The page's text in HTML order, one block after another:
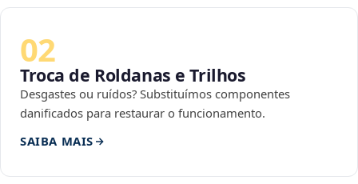
02
Troca de Roldanas e Trilhos
Desgastes ou ruídos? Substituímos componentes
danificados para restaurar o funcionamento.
SAIBA MAIS